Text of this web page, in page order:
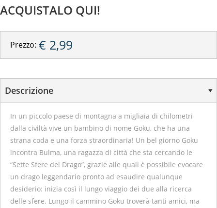
ACQUISTALO QUI!
Prezzo: € 2,99
Descrizione
In un piccolo paese di montagna a migliaia di chilometri
dalla civiltà vive un bambino di nome Goku, che ha una
strana coda e una forza straordinaria! Un bel giorno Goku
incontra Bulma, una ragazza di città che sta cercando le
“Sette Sfere del Drago”, grazie alle quali è possibile evocare
un drago leggendario pronto ad esaudire qualunque
desiderio: inizia così il lungo viaggio dei due alla ricerca
delle sfere. Lungo il cammino Goku troverà tanti amici, ma